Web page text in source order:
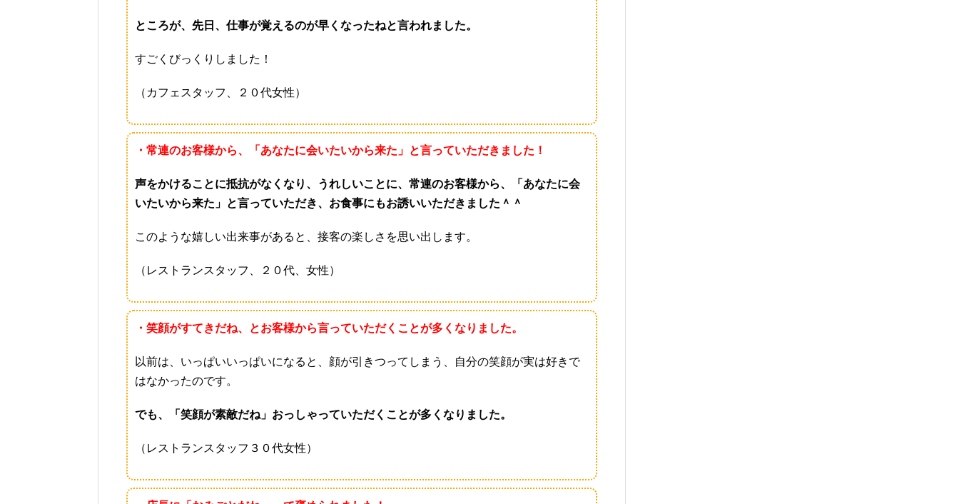
ところが、先日、仕事が覚えるのが早くなったねと言われました。
すごくびっくりしました！
（カフェスタッフ、２０代女性）
・常連のお客様から、「あなたに会いたいから来た」と言っていただきました！
声をかけることに抵抗がなくなり、うれしいことに、常連のお客様から、「あなたに会
いたいから来た」と言っていただき、お食事にもお誘いいただきました＾＾
このような嬉しい出来事があると、接客の楽しさを思い出します。
（レストランスタッフ、２０代、女性）
・笑顔がすてきだね、とお客様から言っていただくことが多くなりました。
以前は、いっぱいいっぱいになると、顔が引きつってしまう、自分の笑顔が実は好きで
はなかったのです。
でも、「笑顔が素敵だね」おっしゃっていただくことが多くなりました。
（レストランスタッフ３０代女性）